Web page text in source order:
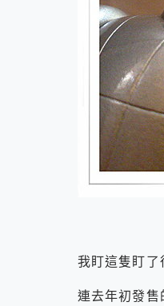
我盯這隻盯了
連去年初發售